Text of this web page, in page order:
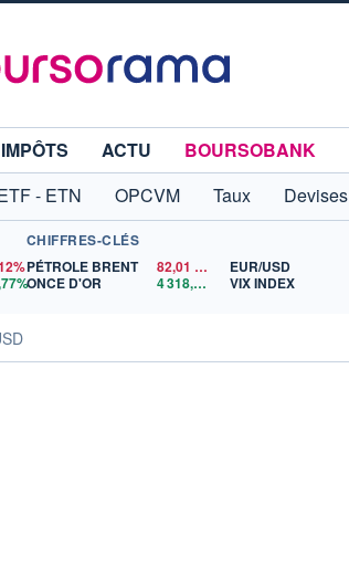
IMPÔTS ACTU
BOURSOBANK
- ETN OPCVM Taux Devises
CHIFFRES-CLÉS
PÉTROLE BRENT
82,01
ONCE D'OR
4 318,13 $US
EUR/USD
VIX INDEX